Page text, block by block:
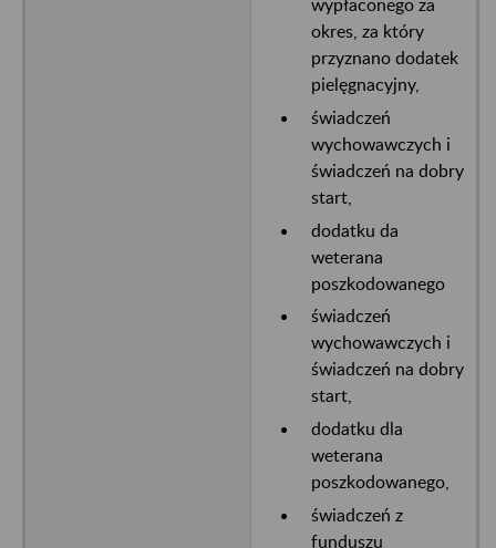
wypłaconego za
okres, za który
przyznano dodatek
pielęgnacyjny,
świadczeń
wychowawczych i
świadczeń na dobry
start,
dodatku da
weterana
poszkodowanego
świadczeń
wychowawczych i
świadczeń na dobry
start,
dodatku dla
weterana
poszkodowanego,
świadczeń z
funduszu